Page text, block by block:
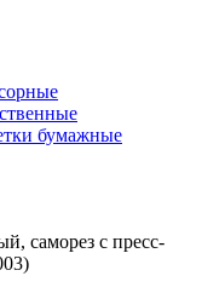
бумажные
саморез с пресс-